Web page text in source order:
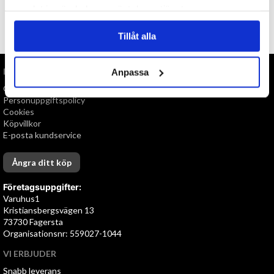
Tillåt alla
Anpassa
TILL TOPPEN
INFORMATION
Om oss
Personuppgiftspolicy
Cookies
Köpvillkor
E-posta kundservice
Ångra ditt köp
Företagsuppgifter:
Varuhus1
Kristiansbergsvägen 13
73730 Fagersta
Organisationsnr: 559027-1044
VI ERBJUDER
Snabb leverans